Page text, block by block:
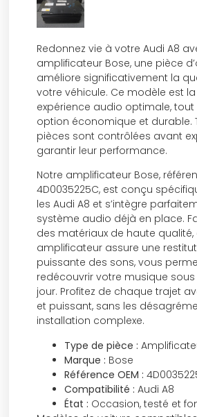
Redonnez vie à votre Audi A8
amplificateur Bose, une pièce
améliore significativement la
votre véhicule. Ce modèle est
expérience audio optimale,
option économique et durable.
pièces sont contrôlées avant
garantir leur performance.
Notre amplificateur Bose,
4D0035225C, est conçu
les Audi A8 et s’intègre
système audio déjà en place.
des matériaux de haute qualité,
amplificateur assure une
puissante des sons, vous
redécouvrir votre musique
jour. Profitez de chaque trajet
et puissant, sans les
installation complexe.
Type de pièce :
Marque : Bose
Référence OEM :
Compatibilité : Audi A8
État : Occasion, testé et